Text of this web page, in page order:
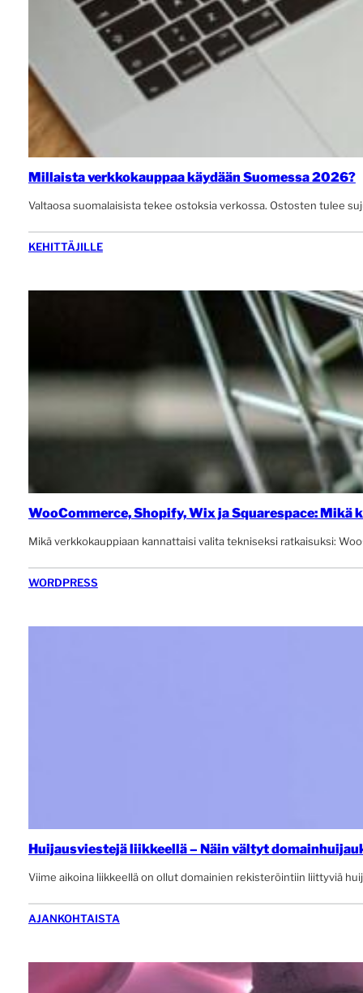
Millaista verkkokauppaa käydään Suomessa 2026?
Valtaosa suomalaisista tekee ostoksia verkossa. Ostosten tulee
KEHITTÄJILLE
WooCommerce, Shopify, Wix ja Squarespace: Mikä
Mikä verkkokauppiaan kannattaisi valita tekniseksi ratkaisuksi:
WORDPRESS
Huijausviestejä liikkeellä – Näin vältyt
Viime aikoina liikkeellä on ollut domainien rekisteröintiin liittyviä
AJANKOHTAISTA